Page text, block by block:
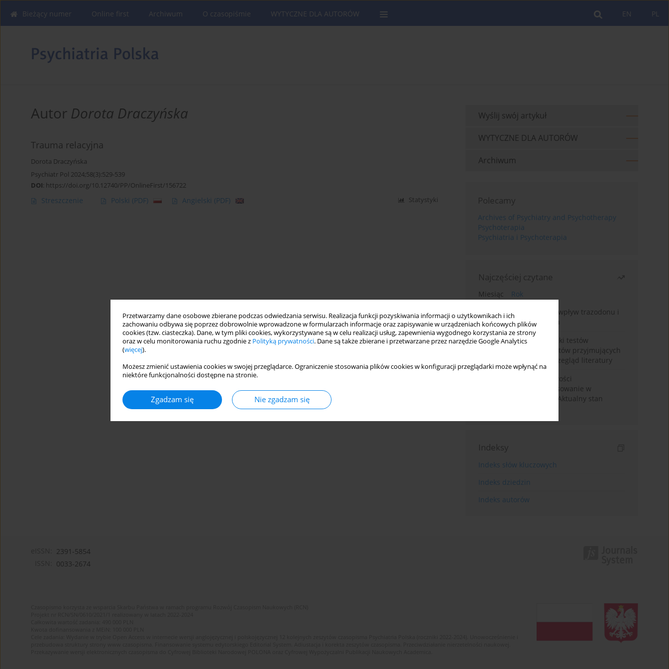
Przetwarzamy dane osobowe zbierane podczas odwiedzania serwisu. Realizacja funkcji pozyskiwania informacji o użytkownikach i ich
zachowaniu odbywa się poprzez dobrowolnie wprowadzone w formularzach informacje oraz zapisywanie w urządzeniach końcowych plików
cookies (tzw. ciasteczka). Dane, w tym pliki cookies, wykorzystywane są w celu realizacji usług, zapewnienia wygodnego korzystania ze strony
oraz w celu monitorowania ruchu zgodnie z Polityką prywatności. Dane są także zbierane i przetwarzane przez narzędzie Google Analytics
(więcej).
Możesz zmienić ustawienia cookies w swojej przeglądarce. Ograniczenie stosowania plików cookies w konfiguracji przeglądarki może wpłynąć na
niektóre funkcjonalności dostępne na stronie.
Zgadzam się Nie zgadzam się
PL
EN
Bieżący numer Online first Archiwum O czasopiśmie WYTYCZNE DLA AUTORÓW
Autor Dorota Draczyńska
Trauma relacyjna
Dorota Draczyńska
Psychiatr Pol 2024;58(3):529-539
DOI: https://doi.org/10.12740/PP/OnlineFirst/156722
Streszczenie Polski (PDF) Angielski (PDF) Statystyki
Wyślij swój artykuł
WYTYCZNE DLA AUTORÓW
Archiwum
Polecamy
Archives of Psychiatry and Psychotherapy
Psychoterapia
Psychiatria i Psychoterapia
Najczęściej czytane
Miesiąc
Rok
Leczenie bezsenności – wpływ trazodonu i
leków nasennych na sen
Fałszywie dodatnie wyniki testów
narkotykowych u pacjentów przyjmujących
leki psychotropowe – przegląd literatury
Wortioksetyna – właściwości
farmakologiczne i zastosowanie w
zaburzeniach nastroju. Aktualny stan
Indeksy
Indeks słów kluczowych
Indeks dziedzin
Indeks autorów
2391-5854
0033-2674